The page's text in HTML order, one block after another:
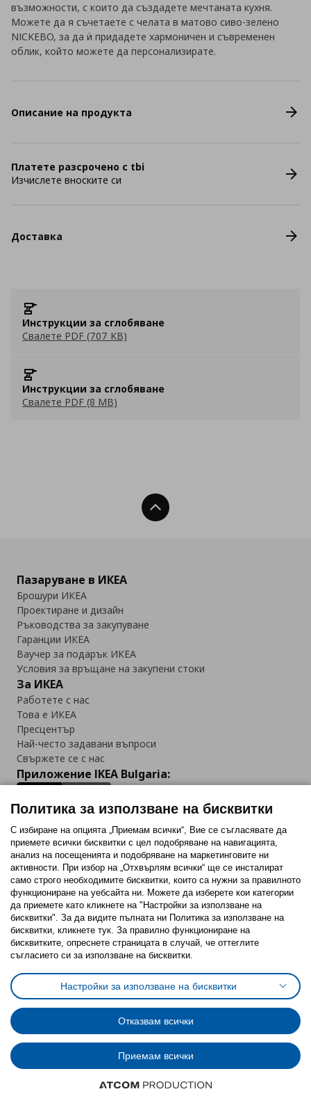
възможности, с които да създадете мечтаната кухня.
Можете да я съчетаете с челата в матово сиво-зелено
NICKEBO, за да ѝ придадете хармоничен и съвременен
облик, който можете да персонализирате.
Описание на продукта
Платете разсрочено с tbi
Изчислете вноските си
Доставка
Инструкции за сглобяване
Свалете PDF (707 KB)
Инструкции за сглобяване
Свалете PDF (8 MB)
Нагоре
Пазаруване в ИКЕА
Брошури ИКЕА
Проектиране и дизайн
Ръководства за закупуване
Гаранции ИКЕА
Ваучер за подарък ИКЕА
Условия за връщане на закупени стоки
За ИКЕА
Работете с нас
Това е ИКЕА
Пресцентър
Най-често задавани въпроси
Свържете се с нас
Приложение IKEA Bulgaria:
Последвайте ни:
FacebookTwitterYoutubePinterestInstagram
Политика за използване на бисквитки (Cookies)
Избор на настройки за използване на бисквитки
Условия за ползване на ikea.bgОбща политика за личните данни
Политика за защита на личните данни на ikea.bg
Общи условия на програма IKEA Family
Политика за защита на лични данни на програма IKEA Family
© Inter-IKEA Systems B.V. 1999 - 2025
Политика за използване на бисквитки
С избиране на опцията „Приемам всички“, Вие се съгласявате да
приемете всички бисквитки с цел подобряване на навигацията,
анализ на посещенията и подобряване на маркетинговите ни
активности. При избор на „Отхвърлям всички“ ще се инсталират
само строго необходимитe бисквитки, които са нужни за правилното
функциониране на уебсайта ни. Можете да изберете кои категории
да приемете като кликнете на "Настройки за използване на
бисквитки". За да видите пълната ни Политика за използване на
бисквитки, кликнете тук. За правилно функциониране на
бисквитките, опреснете страницата в случай, че оттеглите
съгласието си за използване на бисквитки.
Настройки за използване на бисквитки
Отказвам всички
Приемам всички